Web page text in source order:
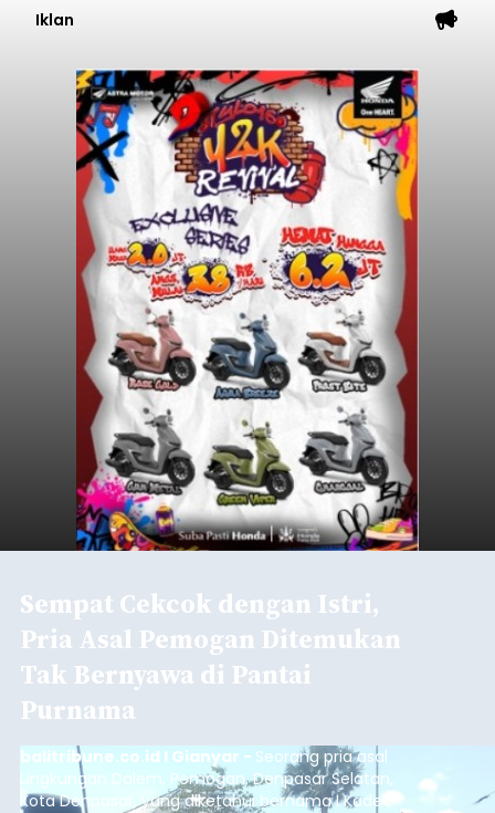
Iklan
Sempat Cekcok dengan Istri,
Pria Asal Pemogan Ditemukan
Tak Bernyawa di Pantai
Purnama
balitribune.co.id I Gianyar - Seorang pria asal
Lingkungan Dalem, Pemogan, Denpasar Selatan,
Kota Denpasar, yang diketahui bernama I Kadek